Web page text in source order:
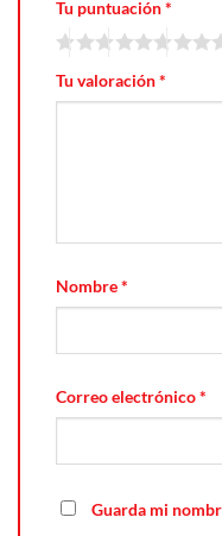
Tu puntuación*
Tu valoración*
Nombre*
Correo electrónico*
Guarda mi